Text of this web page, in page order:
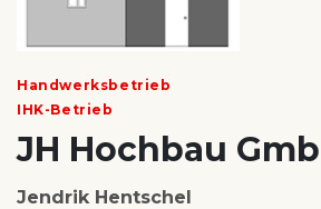
Handwerksbetrieb
IHK-Betrieb
JH Hochbau
Jendrik Hentschel